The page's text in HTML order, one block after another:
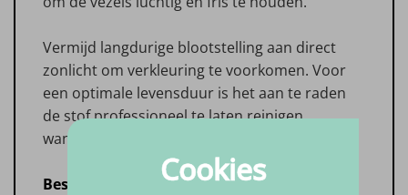
Vermijd langdurige blootstelling aan direct
zonlicht om verkleuring te voorkomen. Voor
een optimale levensduur is het aan te raden
de stof professioneel te laten reinigen
wanneer dat nodig is.
Bestel Luxury Wool Meubelstof bij Big in
Cookies